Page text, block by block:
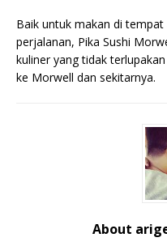
Baik untuk makan di
perjalanan, Pika Sushi
kuliner yang tidak
ke Morwell dan sekitarnya.
About